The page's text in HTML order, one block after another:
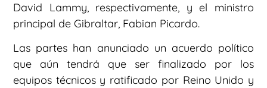
David Lammy, respectivamente, y el ministro
principal de Gibraltar, Fabian Picardo.
Las partes han anunciado un acuerdo político
que aún tendrá que ser finalizado por los
equipos técnicos y ratificado por Reino Unido y